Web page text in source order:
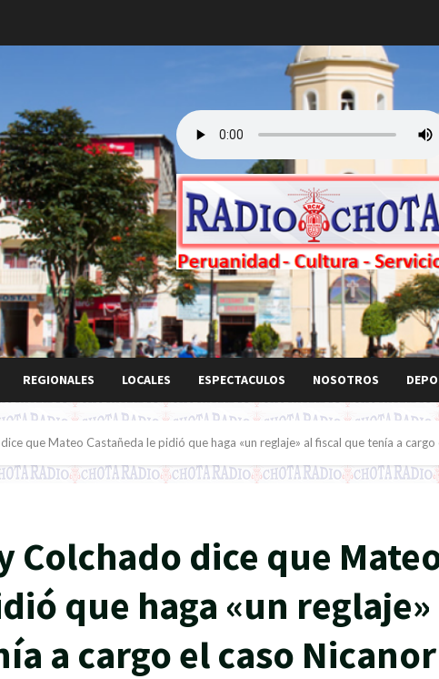
REGIONALES LOCALES ESPECTACULOS NOSOTROS
que Mateo Castañeda le pidió que haga «un reglaje» al fiscal que tenía a
Colchado dice que
que haga «un reglaje»
a cargo el caso Nicanor